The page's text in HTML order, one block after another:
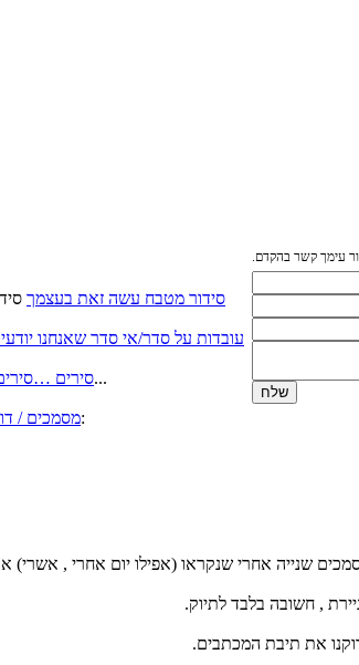
עימך קשר בהקדם.
סידור מטבח עשה זאת בעצמך
עובדות על סדר/אי סדר שאנחנו
סיריםכאשר יש לנו מספיק מקום לכל הסירים על מכסיהם….. אשרנו. אך כאשר אין מספיק מהדבר הזה שנקרא מקום אכסון...
מסמכים /אשרי האנשים אשר מתייקים מסמכים שנייה אחרי שנקראו (אפילו יום אחרי , אשרי) אם אינכם נמנים באותה קטגוריה, המלצתי:
שנייה אחרי שנקראו (אפילו יום אחרי , אשרי)